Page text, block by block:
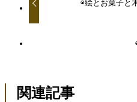
◉絵とお菓子と
関連記事